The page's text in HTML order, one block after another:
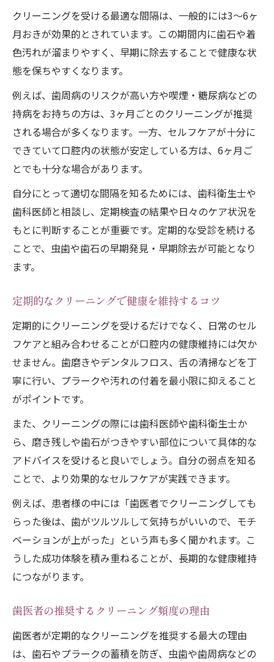
クリーニングを受ける最適な間隔は、一般的には3〜6ヶ
月おきが効果的とされています。この期間内に歯石や着
色汚れが溜まりやすく、早期に除去することで健康な状
態を保ちやすくなります。
例えば、歯周病のリスクが高い方や喫煙・糖尿病などの
持病をお持ちの方は、3ヶ月ごとのクリーニングが推奨
される場合が多くなります。一方、セルフケアが十分に
できていて口腔内の状態が安定している方は、6ヶ月ご
とでも十分な場合があります。
自分にとって適切な間隔を知るためには、歯科衛生士や
歯科医師と相談し、定期検査の結果や日々のケア状況を
もとに判断することが重要です。定期的な受診を続ける
ことで、虫歯や歯石の早期発見・早期除去が可能となり
ます。
定期的なクリーニングで健康を維持するコツ
定期的にクリーニングを受けるだけでなく、日常のセル
フケアと組み合わせることが口腔内の健康維持には欠か
せません。歯磨きやデンタルフロス、舌の清掃などを丁
寧に行い、プラークや汚れの付着を最小限に抑えること
がポイントです。
また、クリーニングの際には歯科医師や歯科衛生士か
ら、磨き残しや歯石がつきやすい部位について具体的な
アドバイスを受けると良いでしょう。自分の弱点を知る
ことで、より効果的なセルフケアが実践できます。
例えば、患者様の中には「歯医者でクリーニングしても
らった後は、歯がツルツルして気持ちがいいので、モチ
ベーションが上がった」という声も多く聞かれます。こ
うした成功体験を積み重ねることが、長期的な健康維持
につながります。
歯医者の推奨するクリーニング頻度の理由
歯医者が定期的なクリーニングを推奨する最大の理由
は、歯石やプラークの蓄積を防ぎ、虫歯や歯周病などの